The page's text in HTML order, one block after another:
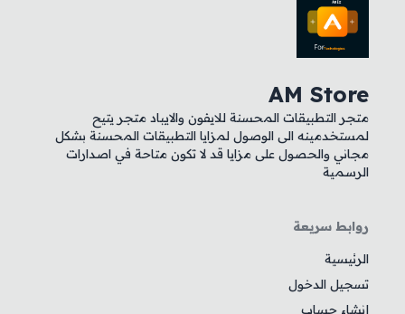
AM Store
متجر التطبيقات المحسنة للايفون والايباد متجر يتيح
لمستخدمينه الى الوصول لمزايا التطبيقات المحسنة بشكل
مجاني والحصول على مزايا قد لا تكون متاحة في اصدارات
الرسمية
روابط سريعة
الرئيسية
تسجيل الدخول
إنشاء حساب